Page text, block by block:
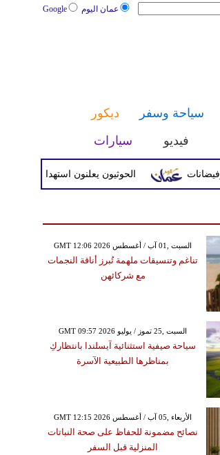
عمان اليوم Google
سياحة وسفر
ديكور
فيديو سيارات
الحوثيون يعلنون استهداف هدف حساس
GMT 12:06 2026 السبت ,01 آب / أغسطس
تناغم وتنسيقات ملهمة تُبرز أناقة النجمات
مع شركائهن
GMT 09:57 2026 السبت ,25 تموز / يوليو
سياحة صيفية استثنائية آيسلندا بانتظاركِ
بمناظرها الطبيعية الآسرة
GMT 12:15 2026 الأربعاء ,05 آب / أغسطس
نصائح مضمونة للحفاظ على صحة النباتات
المنزلية قبل السفر